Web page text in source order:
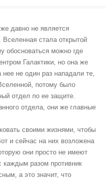
давно не является
Вселенная стала открытой
обосноваться можно где
Галактики, но она же
не один раз нападали те,
потому было
отдел по ее защите.
отдела, они же главные
своими жизнями, чтобы
и сейчас на них возложена
они просто не имеют
каждым разом противник
а это значит, что